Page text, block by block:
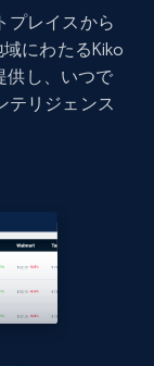
Collect
and
プレイスから
にわたるKiko
供し、いつで
テリジェンス